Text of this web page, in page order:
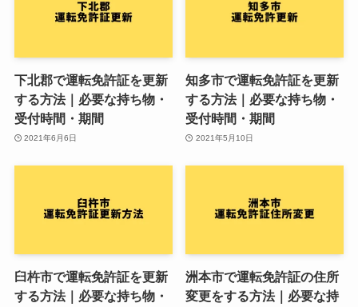
下北郡で運転免許証を更新
する方法｜必要な持ち物・
受付時間・期間
2021年6月6日
知多市で運転免許証を更新
する方法｜必要な持ち物・
受付時間・期間
2021年5月10日
臼杵市で運転免許証を更新
する方法｜必要な持ち物・
洲本市で運転免許証の住所
変更をする方法｜必要な持